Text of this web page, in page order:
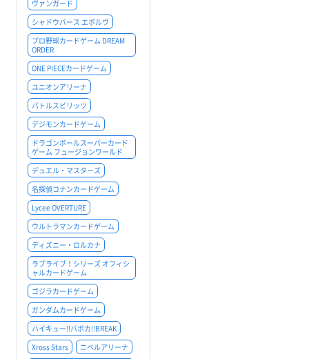
ヴァンガード
シャドウバース エボルヴ
プロ野球カードゲーム DREAM
ORDER
ONE PIECEカードゲーム
ユニオンアリーナ
バトルスピリッツ
デジモンカードゲーム
ドラゴンボールスーパーカード
ゲーム フュージョンワールド
デュエル・マスターズ
名探偵コナンカードゲーム
Lycee OVERTURE
ウルトラマンカードゲーム
ディズニー・ロルカナ
ラブライブ！シリーズ オフィシ
ャルカードゲーム
ゴジラカードゲーム
ガンダムカードゲーム
ハイキュー!!バボカ!!BREAK
Xross Stars
ニベルアリーナ